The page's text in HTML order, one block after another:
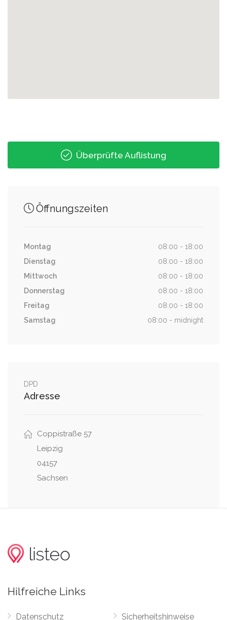
Leipzig-Möckern
Überprüfte Auflistung
Öffnungszeiten
Montag
08:00 - 18:00
Dienstag
08:00 - 18:00
Mittwoch
08:00 - 18:00
Donnerstag
08:00 - 18:00
Freitag
08:00 - 18:00
Samstag
08:00 - midnight
DPD
Adresse
Coppistraße 57
Leipzig
04157
Sachsen
Hilfreiche Links
Datenschutz Sicherheitshinweise